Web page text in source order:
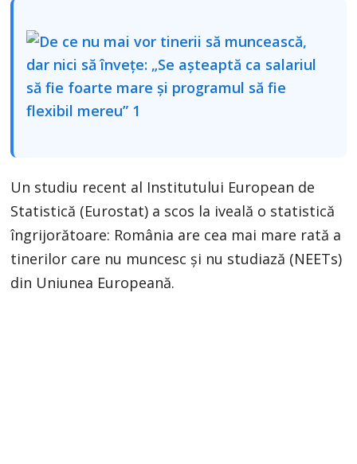
Un studiu recent al Institutului European de
Statistică (Eurostat) a scos la iveală o statistică
îngrijorătoare: România are cea mai mare rată a
tinerilor care nu muncesc și nu studiază (NEETs)
din Uniunea Europeană.